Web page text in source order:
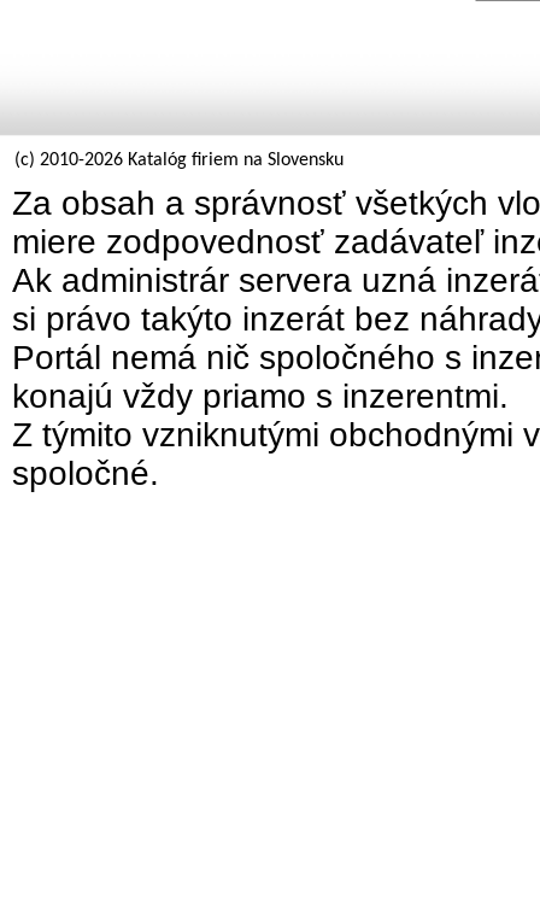
(c) 2010-2026 Katalóg firiem na Slovensku
Za obsah a správnosť všetkých
miere zodpovednosť zadávateľ
Ak administrár servera uzná
si právo takýto inzerát bez
Portál nemá nič spoločného s
konajú vždy priamo s inzerentmi.
Z týmito vzniknutými obchodnými
spoločné.